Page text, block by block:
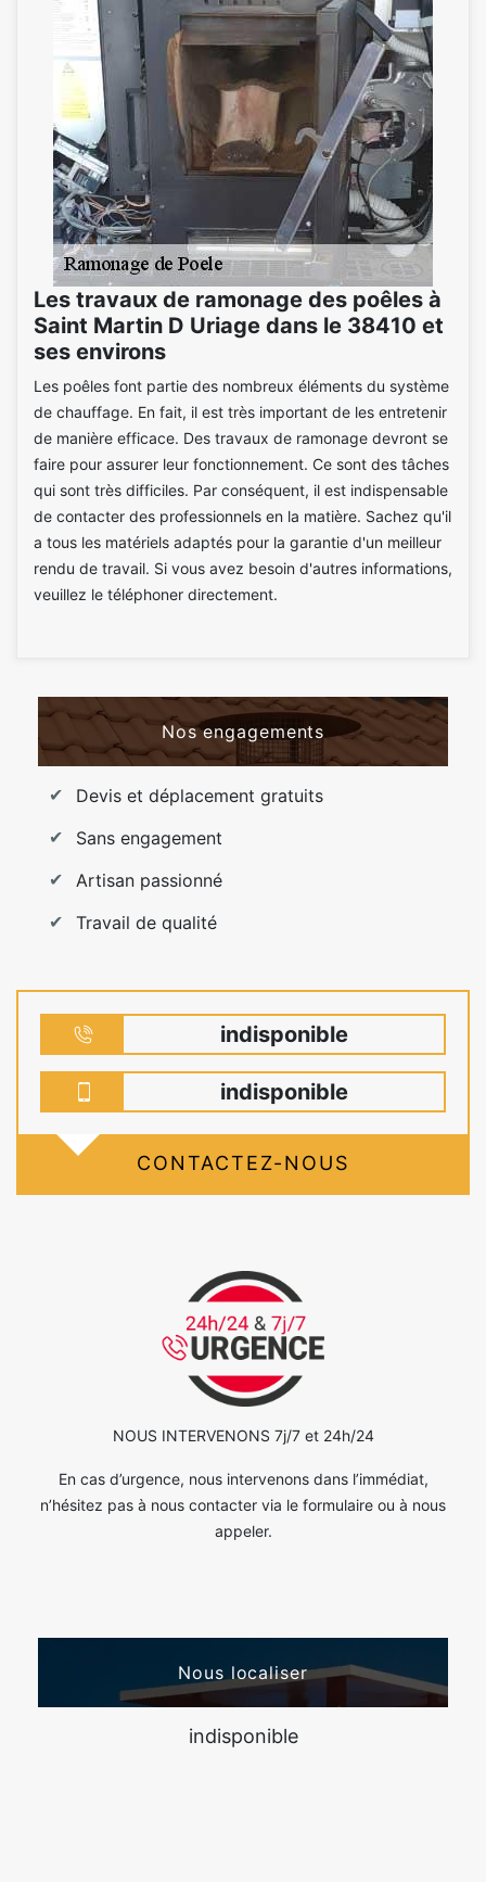
Les travaux de ramonage des poêles à
Saint Martin D Uriage dans le 38410 et
ses environs
Les poêles font partie des nombreux éléments du système
de chauffage. En fait, il est très important de les entretenir
de manière efficace. Des travaux de ramonage devront se
faire pour assurer leur fonctionnement. Ce sont des tâches
qui sont très difficiles. Par conséquent, il est indispensable
de contacter des professionnels en la matière. Sachez qu'il
a tous les matériels adaptés pour la garantie d'un meilleur
rendu de travail. Si vous avez besoin d'autres informations,
veuillez le téléphoner directement.
Nos engagements
Devis et déplacement gratuits
Sans engagement
Artisan passionné
Travail de qualité
indisponible
indisponible
CONTACTEZ-NOUS
NOUS INTERVENONS 7j/7 et 24h/24
En cas d’urgence, nous intervenons dans l’immédiat,
n’hésitez pas à nous contacter via le formulaire ou à nous
appeler.
Nous localiser
indisponible